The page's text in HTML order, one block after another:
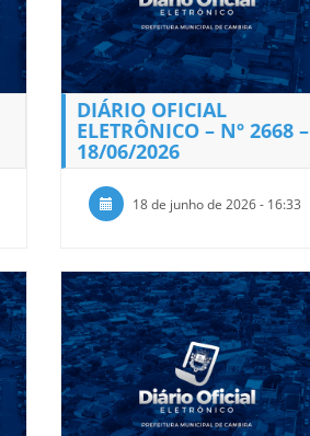
DIÁRIO OFICIAL
ELETRÔNICO – Nº 2668 –
18/06/2026
18 de junho de 2026 - 16:33